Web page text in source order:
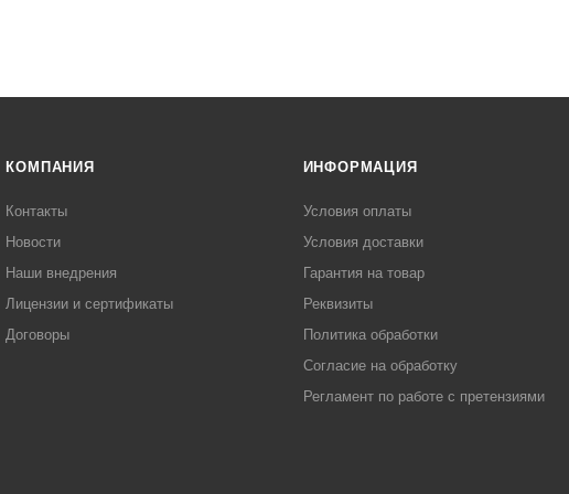
КОМПАНИЯ
Контакты
Новости
Наши внедрения
Лицензии и сертификаты
Договоры
ИНФОРМАЦИЯ
Условия оплаты
Условия доставки
Гарантия на товар
Реквизиты
Политика обработки
Согласие на обработку
Регламент по работе с претензиями